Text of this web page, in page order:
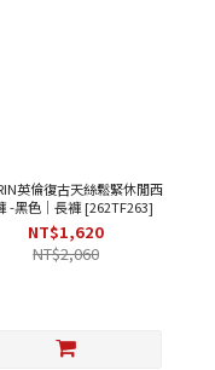
英倫復古天絲鬆緊休閒西
-黑色｜長褲 [262TF263]
NT$1,620
NT$2,060